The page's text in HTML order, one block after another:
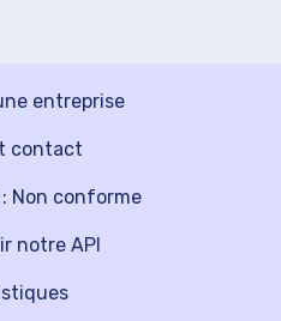
entreprise
notre API
contact
Non conforme